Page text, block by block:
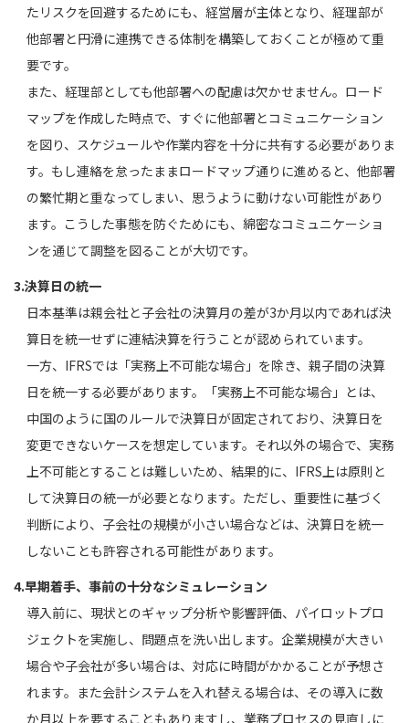
たリスクを回避するためにも、経営層が主体となり、経理部が
他部署と円滑に連携できる体制を構築しておくことが極めて重
要です。
また、経理部としても他部署への配慮は欠かせません。ロード
マップを作成した時点で、すぐに他部署とコミュニケーション
を図り、スケジュールや作業内容を十分に共有する必要がありま
す。もし連絡を怠ったままロードマップ通りに進めると、他部署
の繁忙期と重なってしまい、思うように動けない可能性があり
ます。こうした事態を防ぐためにも、綿密なコミュニケーショ
ンを通じて調整を図ることが大切です。
3.決算日の統一
日本基準は親会社と子会社の決算月の差が3か月以内であれば決
算日を統一せずに連結決算を行うことが認められています。
一方、IFRSでは「実務上不可能な場合」を除き、親子間の決算
日を統一する必要があります。「実務上不可能な場合」とは、
中国のように国のルールで決算日が固定されており、決算日を
変更できないケースを想定しています。それ以外の場合で、実務
上不可能とすることは難しいため、結果的に、IFRS上は原則と
して決算日の統一が必要となります。ただし、重要性に基づく
判断により、子会社の規模が小さい場合などは、決算日を統一
しないことも許容される可能性があります。
4.早期着手、事前の十分なシミュレーション
導入前に、現状とのギャップ分析や影響評価、パイロットプロ
ジェクトを実施し、問題点を洗い出します。企業規模が大きい
場合や子会社が多い場合は、対応に時間がかかることが予想さ
れます。また会計システムを入れ替える場合は、その導入に数
か月以上を要することもありますし、業務プロセスの見直しに